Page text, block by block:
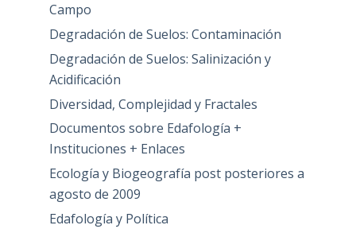
Campo
Degradación de Suelos: Contaminación
Degradación de Suelos: Salinización y
Acidificación
Diversidad, Complejidad y Fractales
Documentos sobre Edafología +
Instituciones + Enlaces
Ecología y Biogeografía post posteriores a
agosto de 2009
Edafología y Política